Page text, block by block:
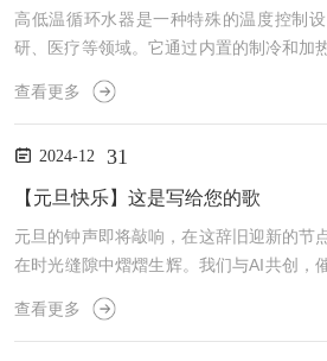
高低温循环水器是一种特殊的温度控制
研、医疗等领域。它通过内置的制冷和加
其他介质）的温度调节，从而提供稳定的
面板设定目标温度，循环器自动调节，确
接影响到实验室或工业生产的效率和成本
关键因素：1、温度范围和稳定性：先要
运...
查看更多
2024-12 31
【元旦快乐】这是写给您的歌
元旦的钟声即将敲响，在这辞旧迎新的节
在时光缝隙中熠熠生辉。我们与AI共创，
科技工作者多元又炽热的日常。
查看更多